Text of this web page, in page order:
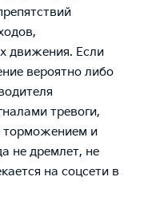
движения. Если
вероятно либо
тревоги,
торможением и
не дремлет, не
на соцсети в